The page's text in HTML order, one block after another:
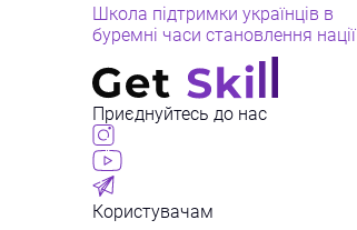
Школа підтримки українців в
буремні часи становлення нації
Приєднуйтесь до нас
Користувачам